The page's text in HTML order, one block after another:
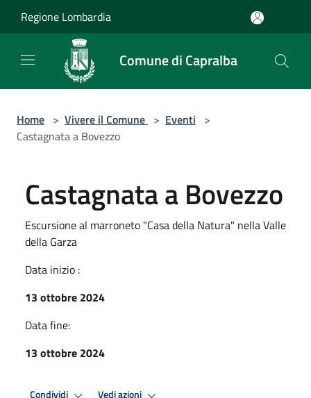
Regione Lombardia
Comune di Capralba
Home > Vivere il Comune > Eventi >
Castagnata a Bovezzo
Castagnata a Bovezzo
Escursione al marroneto "Casa della Natura" nella Valle
della Garza
Data inizio :
13 ottobre 2024
Data fine:
13 ottobre 2024
Condividi Vedi azioni